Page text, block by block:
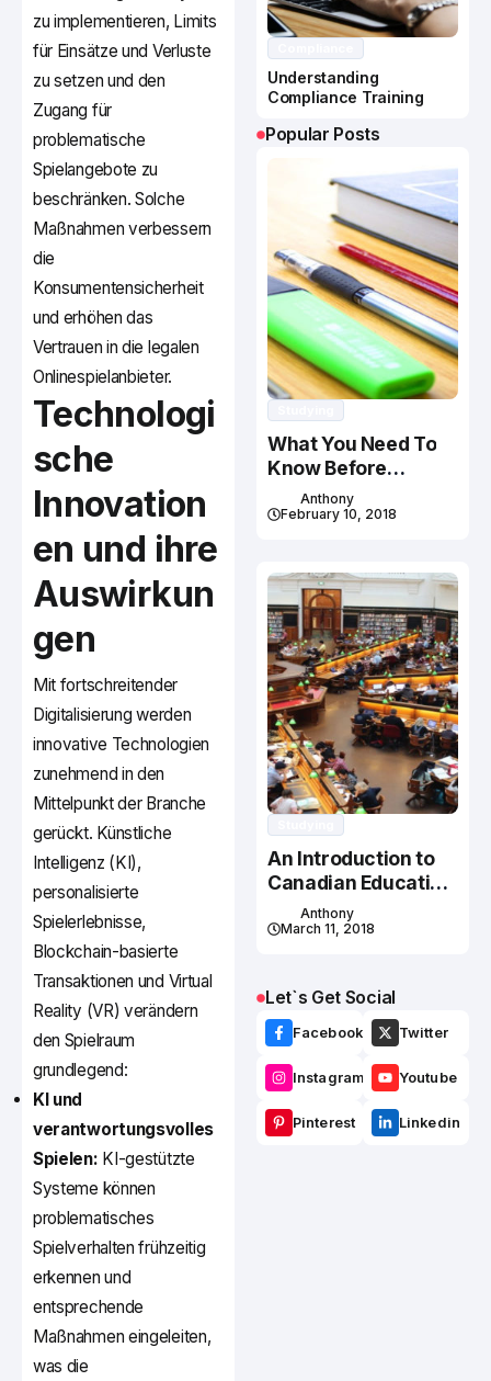
zu implementieren, Limits
für Einsätze und Verluste
zu setzen und den
Zugang für
problematische
Spielangebote zu
beschränken. Solche
Maßnahmen verbessern
die
Konsumentensicherheit
und erhöhen das
Vertrauen in die legalen
Onlinespielanbieter.
Technologi
sche
Innovation
en und ihre
Auswirkun
gen
Mit fortschreitender
Digitalisierung werden
innovative Technologien
zunehmend in den
Mittelpunkt der Branche
gerückt. Künstliche
Intelligenz (KI),
personalisierte
Spielerlebnisse,
Blockchain-basierte
Transaktionen und Virtual
Reality (VR) verändern
den Spielraum
grundlegend:
KI und
verantwortungsvolles
Spielen: KI-gestützte
Systeme können
problematisches
Spielverhalten frühzeitig
erkennen und
entsprechende
Maßnahmen eingeleiten,
was die
Understanding
Compliance Training
Popular Posts
What You Need To
Know Before
Studying In Canada
Anthony
February 10, 2018
An Introduction to
Canadian Education
System
Anthony
March 11, 2018
Let`s Get Social
Facebook Twitter
Instagram Youtube
Pinterest Linkedin